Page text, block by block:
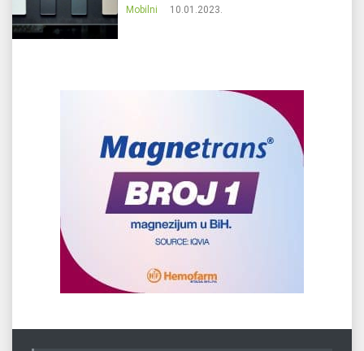
Mobilni 10.01.2023.